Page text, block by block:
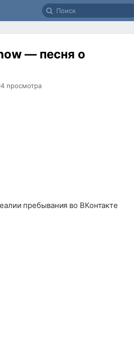
— песня о
просмотра
пребывания во ВКонтакте